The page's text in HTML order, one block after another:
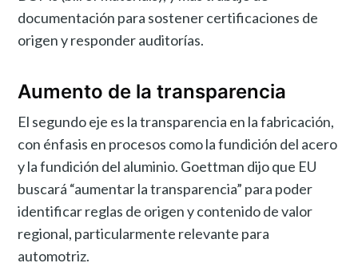
documentación para sostener certificaciones de
origen y responder auditorías.
Aumento de la transparencia
El segundo eje es la transparencia en la fabricación,
con énfasis en procesos como la fundición del acero
y la fundición del aluminio. Goettman dijo que EU
buscará “aumentar la transparencia” para poder
identificar reglas de origen y contenido de valor
regional, particularmente relevante para
automotriz.